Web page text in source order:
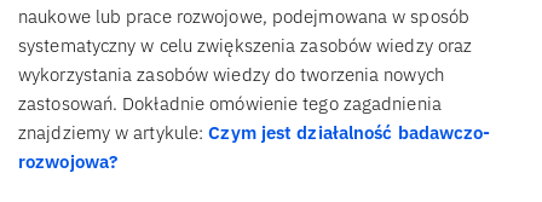
naukowe lub prace rozwojowe, podejmowana w sposób
systematyczny w celu zwiększenia zasobów wiedzy oraz
wykorzystania zasobów wiedzy do tworzenia nowych
zastosowań. Dokładnie omówienie tego zagadnienia
znajdziemy w artykule:Czym jest działalność badawczo-
rozwojowa?